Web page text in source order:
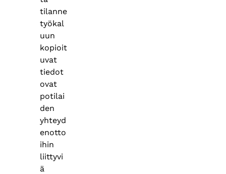
tilanne
työkal
uun
kopioit
uvat
tiedot
ovat
potilai
den
yhteyd
enotto
ihin
liittyvi
ä